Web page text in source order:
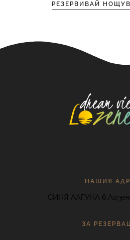
РЕЗЕРВИВАЙ
НАШИЯ
СИНЯ ЛАГУНА
ЗА